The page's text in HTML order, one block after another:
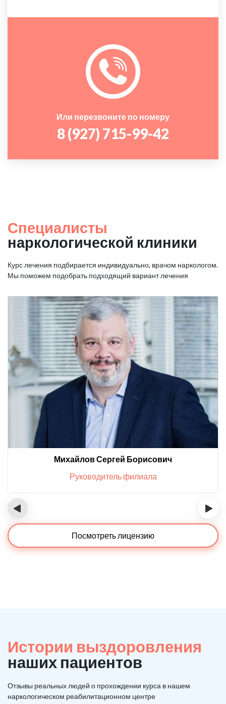
Или перезвоните по номеру
8 (927) 715-99-42
Специалисты
наркологической клиники
Курс лечения подбирается индивидуально, врачом наркологом.
Мы поможем подобрать подходящий вариант лечения
Михайлов Сергей Борисович
Руководитель филиала
‹ ›
Посмотреть лицензию
Истории выздоровления
наших пациентов
Отзывы реальных людей о прохождении курса в нашем
наркологическом реабилитационном центре